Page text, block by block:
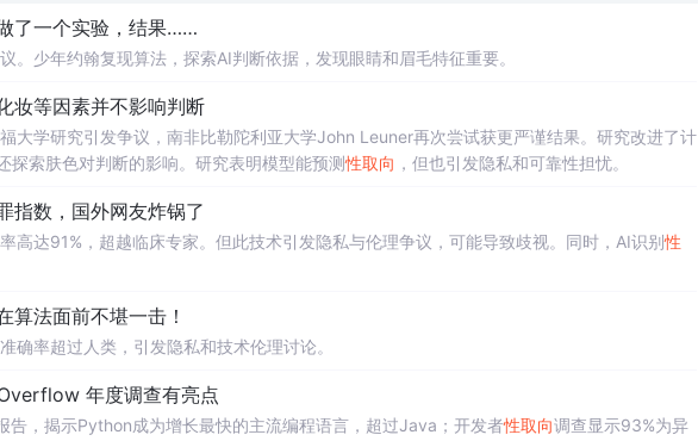
了一个实验，结果……
。少年约翰复现算法，探索AI判断依据，发现眼睛和眉毛特征重要。
妆等因素并不影响判断
大学研究引发争议，南非比勒陀利亚大学John Leuner再次尝试获更严谨结果。研究改进了计
探索肤色对判断的影响。研究表明模型能预测性取向 ，但也引发隐私和可靠性担忧。
指数，国外网友炸锅了
高达91%，超越临床专家。但此技术引发隐私与伦理争议，可能导致歧视。同时，AI识别性
算法面前不堪一击！
准确率超过人类，引发隐私和技术伦理讨论。
年度调查有亮点
，揭示Python成为增长最快的主流编程语言，超过Java；开发者性取向调查显示93%为异